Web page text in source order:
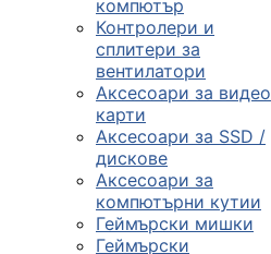
компютър
Контролери и
сплитери за
вентилатори
Аксесоари за видео
карти
Аксесоари за SSD /
дискове
Аксесоари за
компютърни кутии
Геймърски мишки
Геймърски